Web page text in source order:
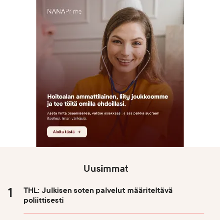
Uusimmat
THL: Julkisen soten palvelut määriteltävä
poliittisesti